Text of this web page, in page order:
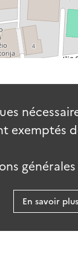
exemptés
En savoir plus